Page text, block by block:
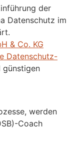
der
Datenschutz im
& Co. KG
Datenschutz-
günstigen
werden
Coach